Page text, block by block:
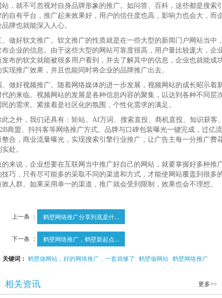
站，就不可忽视对自身品牌形象的推广。如问答、百科，这些都是搜索
的自有平台，推广起来效果好，用户的信任度也高，影响力也会大，而
品牌也就能深入人心。
、做好软文推广。软文推广的性质就是在一些大型的新闻门户网站当中
布企业的信息。由于这些大型的网站可靠度很高，用户量比较庞大，企
发布的软文就能被很多用户看到，并去了解其中的信息，企业也就能成
实现推广效果，并且也能同时将企业的品牌推广出去。
、做好视频推广。随着网络媒体的进一步发展，视频网站的成长昭示着
代的来临。视频网站的发展是各种信息内容的聚集，以达到各种不同层
民的需求。紧接着是社区化的氛围，个性化需求的满足。
此之外，我们还具有：矩站、AI万词、搜索直投、商机直投、知识获客
商盟、抖抖客等网络推广方式。品牌与口碑包装曝光一键完成，过亿流
整合，商业流量曝光，实现搜索引擎行业推广，让广告主每一分推广费
处。
的来说，企业想要在互联网当中推广好自己的网站，就要掌握好多种推
技巧，只有尽可能多的采取不同的渠道和方式，才能使网站覆盖到很多
效人群。如果采用单一的渠道，推广就会受到限制，效果也会不理想。
上一条 ： 鹤壁网络推广分享到底是什...
下一条 ： 鹤壁网络推广，鹤壁新起点...
关键词： 鹤壁做网站，好的网络推广，一套就够了 鹤壁做网站 鹤壁网络推广
相关资讯 更多>>